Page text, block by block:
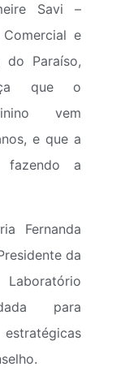
Savi –
e
do Paraíso,
que o
vem
e que a
fazendo a
Fernanda
da
para